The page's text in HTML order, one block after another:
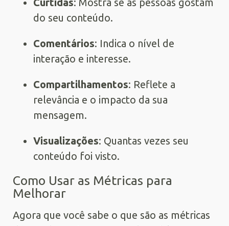
do seu conteúdo.
Comentários: Indica o nível de
interação e interesse.
Compartilhamentos: Reflete a
relevância e o impacto da sua
mensagem.
Visualizações: Quantas vezes seu
conteúdo foi visto.
Como Usar as Métricas para
Melhorar
Agora que você sabe o que são as métricas